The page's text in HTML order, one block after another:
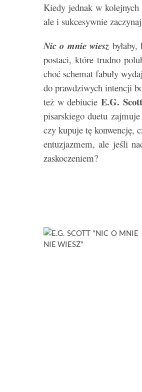
Kiedy jednak w kolejnych
ale i sukcesywnie
Nic o mnie wiesz
postaci, które trudno
choć schemat fabuły
do prawdziwych intencji
też w debiucieE.G.
pisarskiego duetu
czy kupuje tę konwencję,
entuzjazmem, ale jeśli
zaskoczeniem?